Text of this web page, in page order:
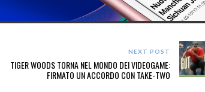
NEXT POST
TIGER WOODS TORNA NEL MONDO DEI VIDEOGAME:
FIRMATO UN ACCORDO CON TAKE-TWO